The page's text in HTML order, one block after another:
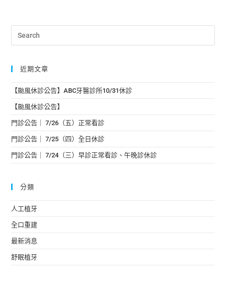
近期文章
【颱風休診公告】ABC牙醫診所10/31休診
【颱風休診公告】
門診公告｜ 7/26（五）正常看診
門診公告｜ 7/25（四）全日休診
門診公告｜ 7/24（三）早診正常看診、午晚診休診
分類
人工植牙
全口重建
最新消息
舒眠植牙